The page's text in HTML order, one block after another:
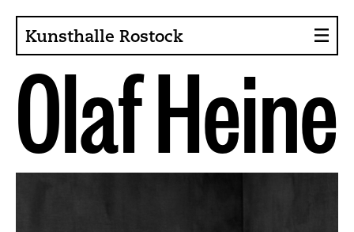
Kunsthalle Rostock
Über die Kunsthalle
Sammlung
OlafHeine